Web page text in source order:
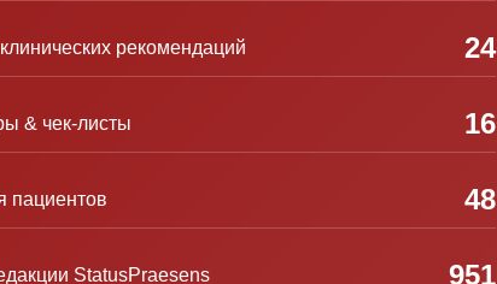
рекомендаций 24
& чек-листы 16
пациентов 48
StatusPraesens 951